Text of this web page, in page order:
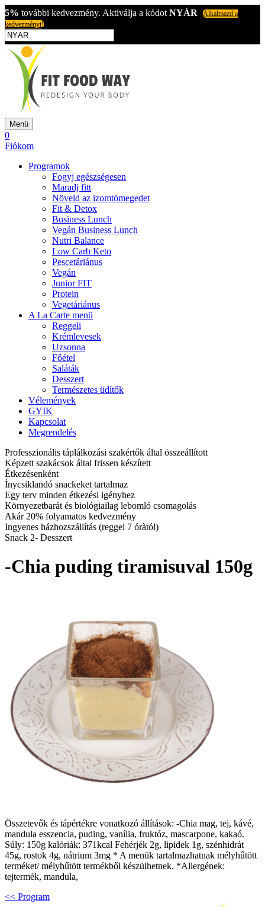
5% további kedvezmény. Aktiválja a kódot NYÁR
Alkalmazd a
kedvezményt!
Menü
0
Fiókom
Programok
Fogyj egészségesen
Maradj fitt
Növeld az izomtömegedet
Fit & Detox
Business Lunch
Vegán Business Lunch
Nutri Balance
Low Carb Keto
Pescetáriánus
Vegán
Junior FIT
Protein
Vegetáriánus
A La Carte menü
Reggeli
Krémlevesek
Uzsonna
Főétel
Saláták
Desszert
Természetes üdítők
Vélemények
GYIK
Kapcsolat
Megrendelés
Professzionális táplálkozási szakértők által összeállított
Képzett szakácsok által frissen készített
Étkezésenként
Ínycsiklandó snackeket tartalmaz
Egy terv minden étkezési igényhez
Környezetbarát és biológiailag lebomló csomagolás
Akár 20% folyamatos kedvezmény
Ingyenes házhozszállítás (reggel 7 óràtól)
Snack 2- Desszert
-Chia puding tiramisuval 150g
Összetevők és tápértékre vonatkozó állítások: -Chia mag, tej, kávé,
mandula esszencia, puding, vanília, fruktóz, mascarpone, kakaó.
Súly: 150g kalóriák: 371kcal Fehérjék 2g, lipidek 1g, szénhidrát
45g, rostok 4g, nátrium 3mg * A menük tartalmazhatnak mélyhűtött
terméket/ mélyhűtött termékből készülhetnek. *Allergének:
tejtermék, mandula,
<< Program